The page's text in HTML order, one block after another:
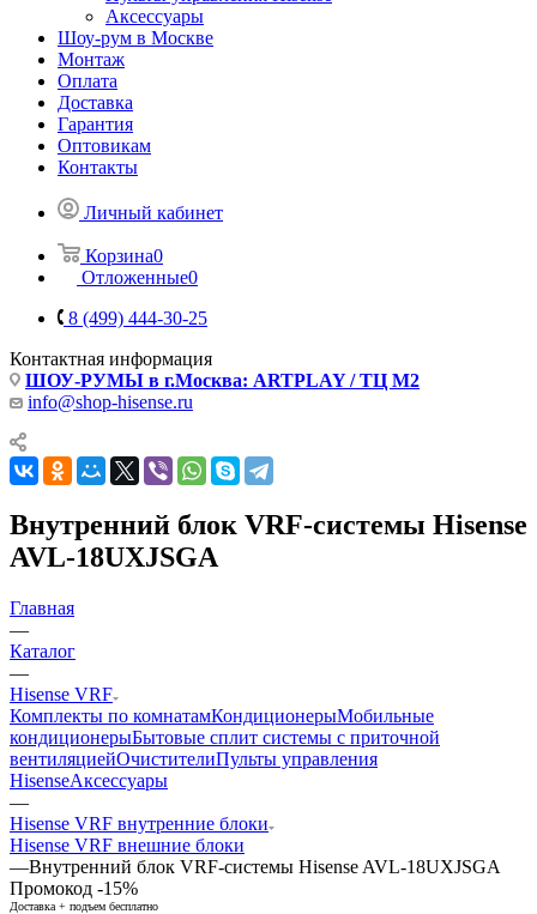
Аксессуары
Шоу-рум в Москве
Монтаж
Оплата
Доставка
Гарантия
Оптовикам
Контакты
Личный кабинет
Корзина0
Отложенные0
8 (499) 444-30-25
Контактная информация
ШОУ-РУМЫ в г.Москва: ARTPLAY / ТЦ М2
info@shop-hisense.ru
Внутренний блок VRF-системы Hisense
AVL-18UXJSGA
Главная
—
Каталог
—
Hisense VRF
Комплекты по комнатамКондиционерыМобильные
кондиционерыБытовые сплит системы с приточной
вентиляциейОчистителиПульты управления
HisenseАксессуары
—
Hisense VRF внутренние блоки
Hisense VRF внешние блоки
—Внутренний блок VRF-системы Hisense AVL-18UXJSGA
Промокод -15%
Доставка + подъем бесплатно